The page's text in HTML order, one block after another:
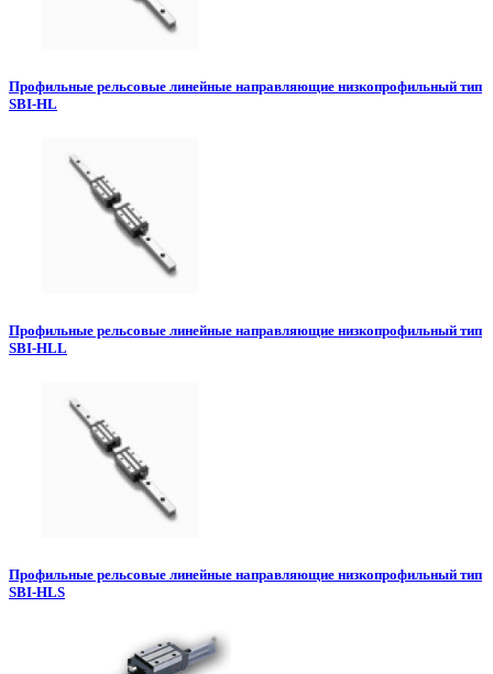
Профильные рельсовые линейные направляющие низкопрофильный тип
SBI-HL
Профильные рельсовые линейные направляющие низкопрофильный тип
SBI-HLL
Профильные рельсовые линейные направляющие низкопрофильный тип
SBI-HLS